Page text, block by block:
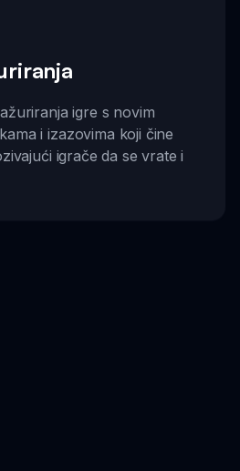
igre s novim
i izazovima koji čine
igrače da se vrate i